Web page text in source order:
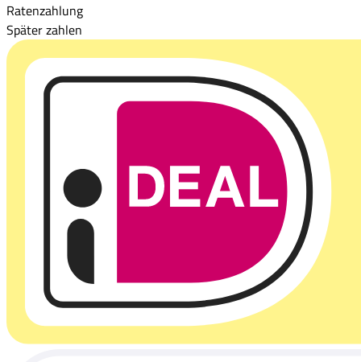
Ratenzahlung
Später zahlen